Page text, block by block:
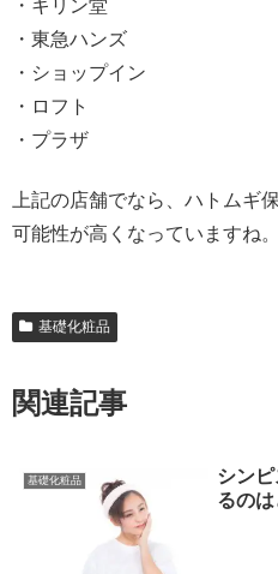
・キリン堂
・東急ハンズ
・ショップイン
・ロフト
・プラザ
上記の店舗でなら、ハトムギ
可能性が高くなっていますね。
基礎化粧品
関連記事
基礎化粧品
シン
るのは